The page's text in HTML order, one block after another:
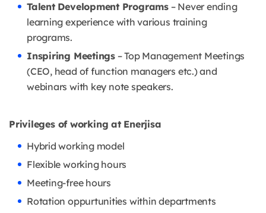
Talent Development Programs– Never ending
learning experience with various training
programs.
Inspiring Meetings– Top Management Meetings
(CEO, head of function managers etc.) and
webinars with key note speakers.
Privileges of working at Enerjisa
Hybrid working model
Flexible working hours
Meeting-free hours
Rotation oppurtunities within departments